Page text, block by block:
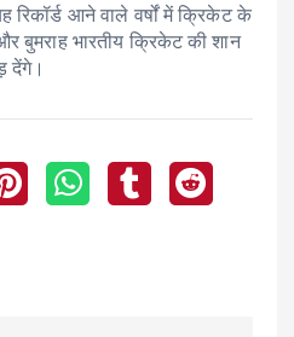
रिकॉर्ड आने वाले वर्षों में क्रिकेट के
बुमराह भारतीय क्रिकेट की शान
देंगे।